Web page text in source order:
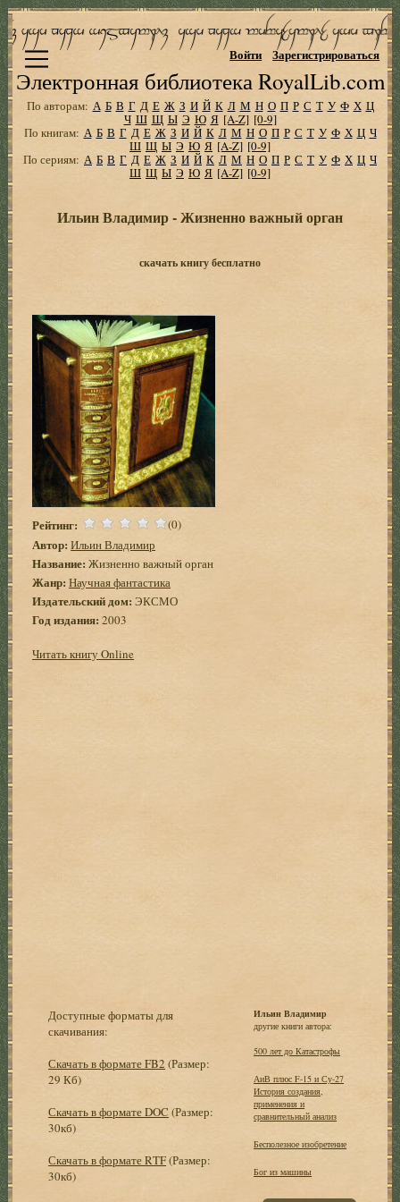
Электронная библиотека RoyalLib.com
Войти Зарегистрироваться
По авторам: А Б В Г Д Е Ж З И Й К Л М Н О П Р С Т У Ф Х Ц
Ч Ш Щ Ы Э Ю Я [A-Z] [0-9]
По книгам: А Б В Г Д Е Ж З И Й К Л М Н О П Р С Т У Ф Х Ц Ч
Ш Щ Ы Э Ю Я [A-Z] [0-9]
По сериям: А Б В Г Д Е Ж З И Й К Л М Н О П Р С Т У Ф Х Ц Ч
Ш Щ Ы Э Ю Я [A-Z] [0-9]
Ильин Владимир - Жизненно важный орган
скачать книгу бесплатно
Рейтинг: (0)
Автор: Ильин Владимир
Название: Жизненно важный орган
Жанр: Научная фантастика
Издательский дом: ЭКСМО
Год издания: 2003
Читать книгу Online
Доступные форматы для
скачивания:
Скачать в формате FB2 (Размер:
29 Кб)
Скачать в формате DOC (Размер:
30кб)
Скачать в формате RTF(Размер:
30кб)
Ильин Владимир
другие книги автора:
500 лет до Катастрофы
АиВ плюс F-15 и Су-27
История создания,
применения и
сравнительный анализ
Бесполезное изобретение
Бог из машины